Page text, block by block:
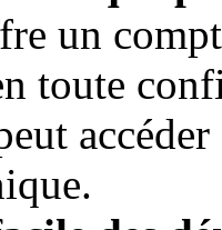
un
toute